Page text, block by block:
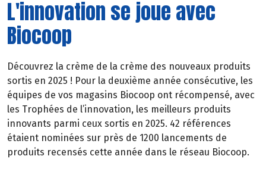
L'innovation se joue avec
Biocoop
Découvrez la crème de la crème des nouveaux produits
sortis en 2025 ! Pour la deuxième année consécutive, les
équipes de vos magasins Biocoop ont récompensé, avec
les Trophées de l’innovation, les meilleurs produits
innovants parmi ceux sortis en 2025. 42 références
étaient nominées sur près de 1200 lancements de
produits recensés cette année dans le réseau Biocoop.